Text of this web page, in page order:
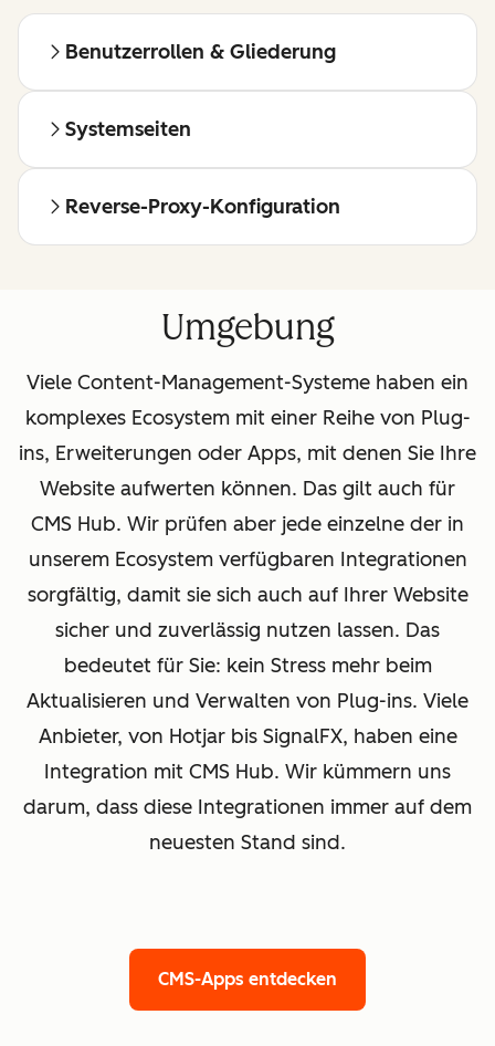
Benutzerrollen & Gliederung
Systemseiten
Reverse-Proxy-Konfiguration
Umgebung
Viele Content-Management-Systeme haben ein
komplexes Ecosystem mit einer Reihe von Plug-
ins, Erweiterungen oder Apps, mit denen Sie Ihre
Website aufwerten können. Das gilt auch für
CMS Hub. Wir prüfen aber jede einzelne der in
unserem Ecosystem verfügbaren Integrationen
sorgfältig, damit sie sich auch auf Ihrer Website
sicher und zuverlässig nutzen lassen. Das
bedeutet für Sie: kein Stress mehr beim
Aktualisieren und Verwalten von Plug-ins. Viele
Anbieter, von Hotjar bis SignalFX, haben eine
Integration mit CMS Hub. Wir kümmern uns
darum, dass diese Integrationen immer auf dem
neuesten Stand sind.
CMS-Apps entdecken